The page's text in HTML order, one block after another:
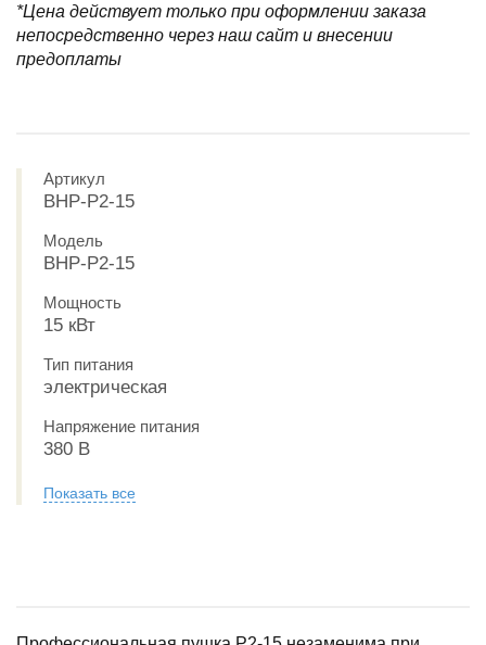
*Цена действует только при оформлении заказа
непосредственно через наш сайт и внесении
предоплаты
Артикул
BHP-P2-15
Модель
BHP-P2-15
Мощность
15 кВт
Тип питания
электрическая
Напряжение питания
380 В
Показать все